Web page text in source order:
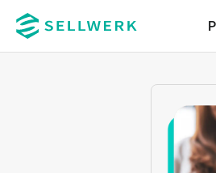
Zum Hauptinhalt